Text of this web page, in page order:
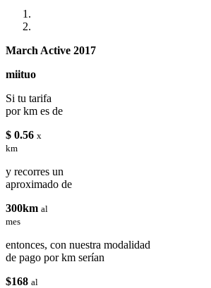
March Active 2017
miituo
Si tu tarifa
por km es de
$ 0.56 x
km
y recorres un
aproximado de
300km al
mes
entonces, con nuestra modalidad
de pago por km serían
$168 al